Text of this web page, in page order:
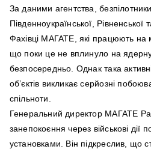
За даними агентства,
Південноукраїнської,
Фахівці МАГАТЕ, які працюють на
що поки це не вплинуло на ядерну
безпосередньо. Однак така
об’єктів викликає серйозні
спільноти.
Генеральний директор МАГАТЕ
занепокоєння через військові дії
установками. Він підкреслив, що